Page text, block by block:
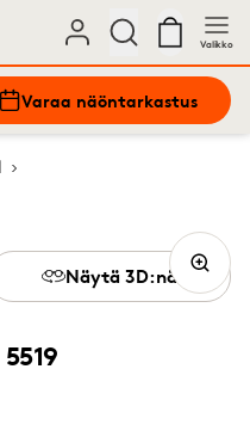
Valikko
Varaa näöntarkastus
Näytä 3D:nä